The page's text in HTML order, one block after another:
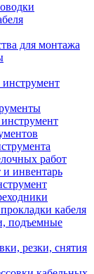
для монтажа
работ
инвентарь
кабеля
подъемные
резки, снятия